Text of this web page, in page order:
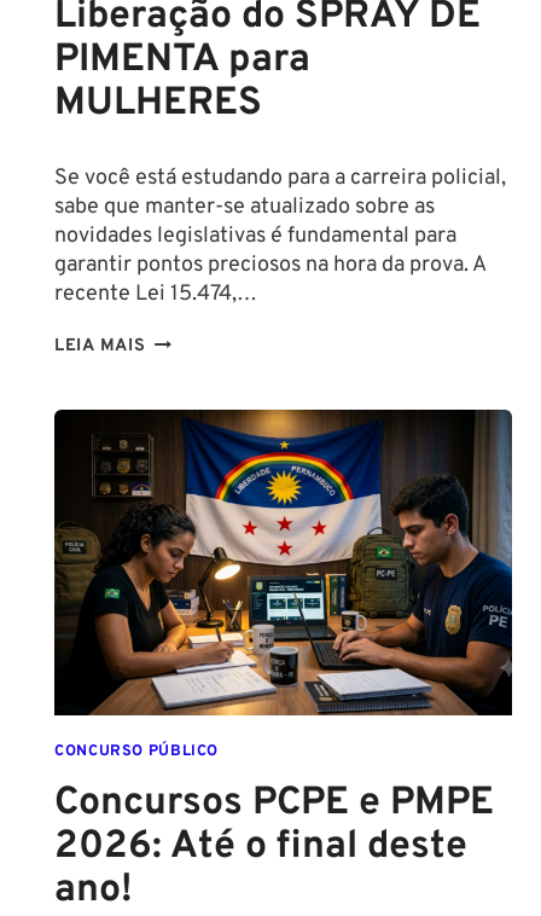
Liberação do SPRAY DE
PIMENTA para
MULHERES
Se você está estudando para a carreira policial,
sabe que manter-se atualizado sobre as
novidades legislativas é fundamental para
garantir pontos preciosos na hora da prova. A
recente Lei 15.474,…
LEIA MAIS LIBERAÇÃO
DE
PIMENTA
PARA
MULHERES
CONCURSO PÚBLICO
Concursos PCPE e PMPE
2026: Até o final deste
ano!